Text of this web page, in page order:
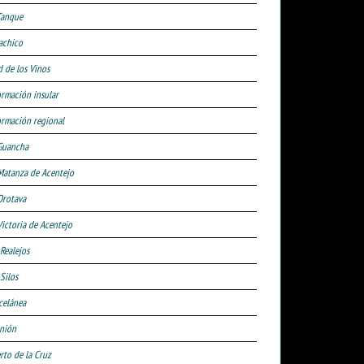
de los Vinos
insular
regional
de Acentejo
de Acentejo
de la Cruz